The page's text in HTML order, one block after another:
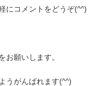
にコメントをどうぞ(^^)
お願いします。
うがんばれます(^^)